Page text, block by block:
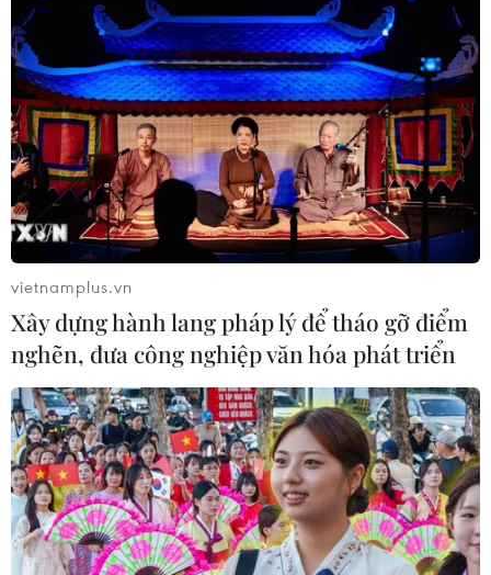
TIN CÙNG CHUYÊN MỤC
Australia điều tra vụ hai máy bay suýt
va chạm tại sân bay Sydney
09/08/2026 07:04
vietnamplus.vn
Xây dựng hành lang pháp lý để tháo gỡ điểm
nghẽn, đưa công nghiệp văn hóa phát triển